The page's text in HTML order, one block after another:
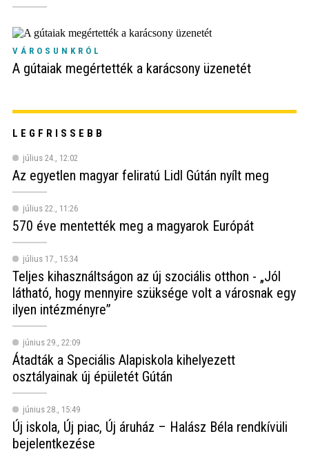
VÁROSUNKRÓL
A gútaiak megértették a karácsony üzenetét
LEGFRISSEBB
július 24., 12:02
Az egyetlen magyar feliratú Lidl Gútán nyílt meg
július 22., 11:26
570 éve mentették meg a magyarok Európát
július 17., 15:34
Teljes kihasználtságon az új szociális otthon - „Jól
látható, hogy mennyire szüksége volt a városnak egy
ilyen intézményre”
június 29., 22:09
Átadták a Speciális Alapiskola kihelyezett
osztályainak új épületét Gútán
június 28., 15:49
Új iskola, Új piac, Új áruház – Halász Béla rendkívüli
bejelentkezése